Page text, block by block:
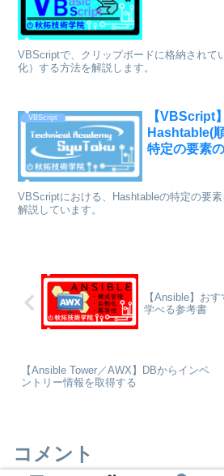
VBScriptで、クリップボードに格納されて
化）する方法を解説します。
VBScript
【VBScript
Hashtable(
特定の要素
VBScriptにおける、Hashtableの特定の要
解説しています。
【Ansible】お
学べる参考書
【Ansible Tower／AWX】DBからインベ
ントリー情報を取得する
コメント